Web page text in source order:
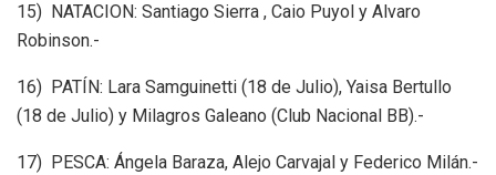
15) NATACION: Santiago Sierra , Caio Puyol y Alvaro
Robinson.-
16) PATÍN: Lara Samguinetti (18 de Julio), Yaisa Bertullo
(18 de Julio) y Milagros Galeano (Club Nacional BB).-
17) PESCA: Ángela Baraza, Alejo Carvajal y Federico Milán.-